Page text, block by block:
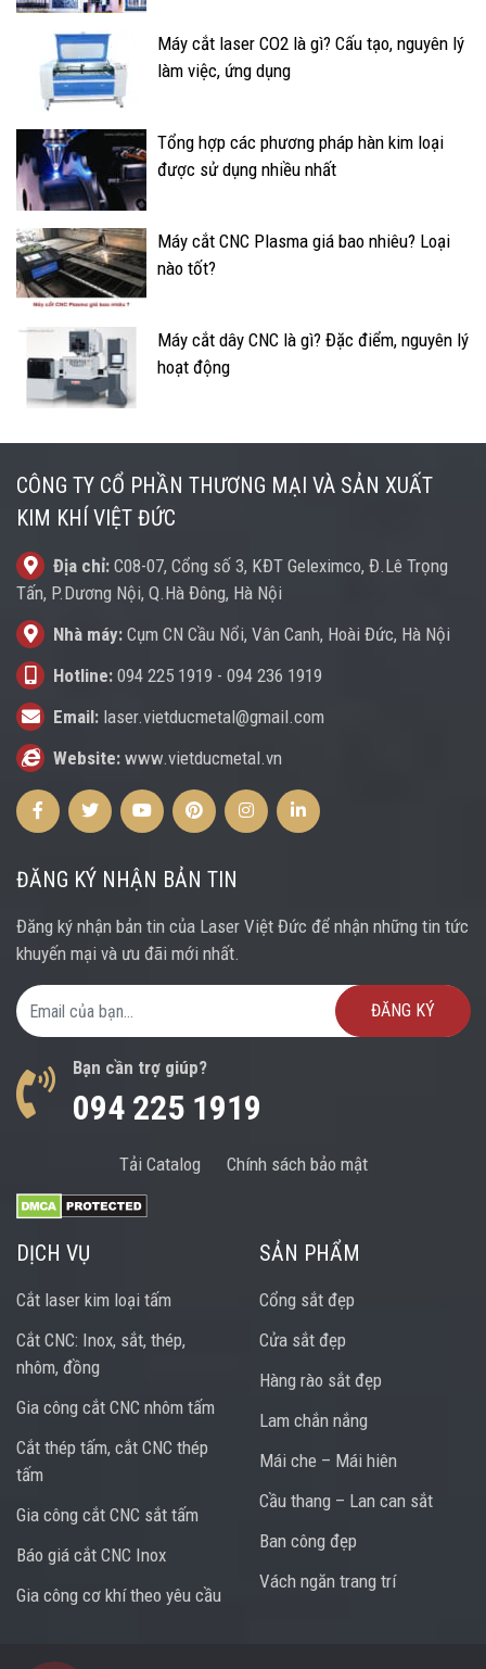
Máy cắt laser CO2 là gì? Cấu tạo, nguyên lý
làm việc, ứng dụng
Tổng hợp các phương pháp hàn kim loại
được sử dụng nhiều nhất
Máy cắt CNC Plasma giá bao nhiêu? Loại
nào tốt?
Máy cắt dây CNC là gì? Đặc điểm, nguyên lý
hoạt động
CÔNG TY CỔ PHẦN THƯƠNG MẠI VÀ SẢN XUẤT
KIM KHÍ VIỆT ĐỨC
Địa chỉ: C08-07, Cổng số 3, KĐT Geleximco, Đ.Lê Trọng
Tấn, P.Dương Nội, Q.Hà Đông, Hà Nội
Nhà máy: Cụm CN Cầu Nổi, Vân Canh, Hoài Đức, Hà Nội
Hotline: 094 225 1919 - 094 236 1919
Email: laser.vietducmetal@gmail.com
Website: www.vietducmetal.vn
FacebookTwitterYoutubePinterestInstagramInstagram
ĐĂNG KÝ NHẬN BẢN TIN
Đăng ký nhận bản tin của Laser Việt Đức để nhận những tin tức
khuyến mại và ưu đãi mới nhất.
Email Address
Bạn cần trợ giúp?
094 225 1919
Tải Catalog Chính sách bảo mật
DỊCH VỤ
Cắt laser kim loại tấm
Cắt CNC: Inox, sắt, thép,
nhôm, đồng
Gia công cắt CNC nhôm tấm
Cắt thép tấm, cắt CNC thép
tấm
Gia công cắt CNC sắt tấm
Báo giá cắt CNC Inox
Gia công cơ khí theo yêu cầu
SẢN PHẨM
Cổng sắt đẹp
Cửa sắt đẹp
Hàng rào sắt đẹp
Lam chắn nắng
Mái che – Mái hiên
Cầu thang – Lan can sắt
Ban công đẹp
Vách ngăn trang trí